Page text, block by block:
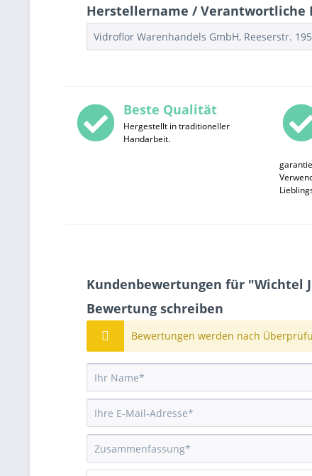
Herstellername / Verantwortliche
Vidroflor Warenhandels GmbH, Reeserstr.
Beste Qualität
Hergestellt in traditioneller
Handarbeit.
Kundenbewertungen für "Wichtel
Bewertung schreiben
Bewertungen werden nach